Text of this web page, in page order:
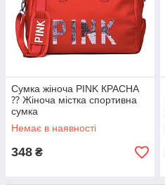
Сумка жіноча PINK КРАСНА
⁇ Жіноча містка спортивна
сумка
Немає в наявності
348 ₴